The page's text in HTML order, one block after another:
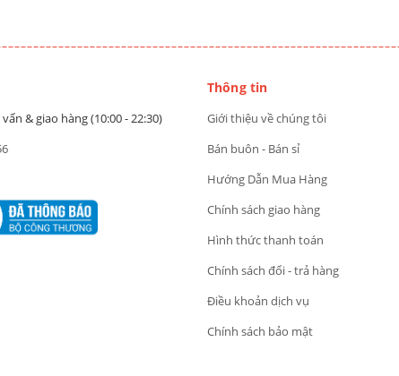
& giao hàng (10:00 - 22:30)
Thông tin
Giới thiệu về chúng tôi
Bán buôn - Bán sỉ
Hướng Dẫn Mua Hàng
Chính sách giao hàng
Hình thức thanh toán
Chính sách đổi - trả hàng
Điều khoản dịch vụ
Chính sách bảo mật